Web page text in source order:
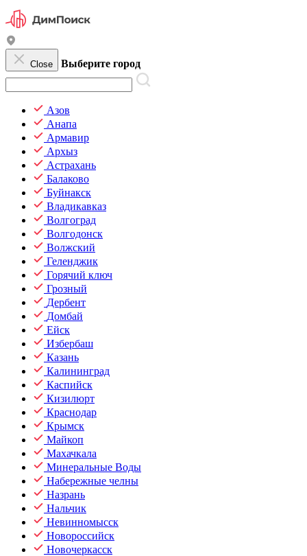
Close Выберите город
Азов
Анапа
Армавир
Архыз
Астрахань
Балаково
Буйнакск
Владикавказ
Волгоград
Волгодонск
Волжский
Геленджик
Горячий ключ
Грозный
Дербент
Домбай
Ейск
Избербаш
Казань
Калининград
Каспийск
Кизилюрт
Краснодар
Крымск
Майкоп
Махачкала
Минеральные Воды
Набережные челны
Назрань
Нальчик
Невинномысск
Новороссийск
Новочеркасск